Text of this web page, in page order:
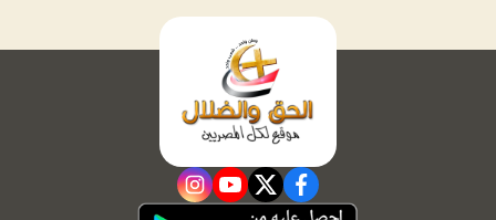
facebook
twitter
youtube
instagram